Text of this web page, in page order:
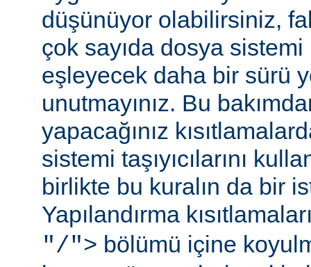
düşünüyor olabilirsiniz,
çok sayıda dosya
eşleyecek daha bir sürü
unutmayınız. Bu
yapacağınız
sistemi taşıyıcılarını
birlikte bu kuralın da bir
Yapılandırma
"/"> bölümü içine